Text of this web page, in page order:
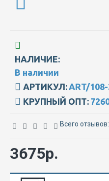
НАЛИЧИЕ:
В наличии
АРТИКУЛ: ART/
КРУПНЫЙ ОПТ:
Всего
3675р.